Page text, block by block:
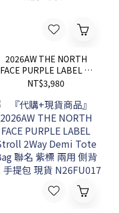
2026AW THE NORTH
FACE PURPLE LABEL 紫
標 Field Shoulder Bag
N25FU077
NT$3,980